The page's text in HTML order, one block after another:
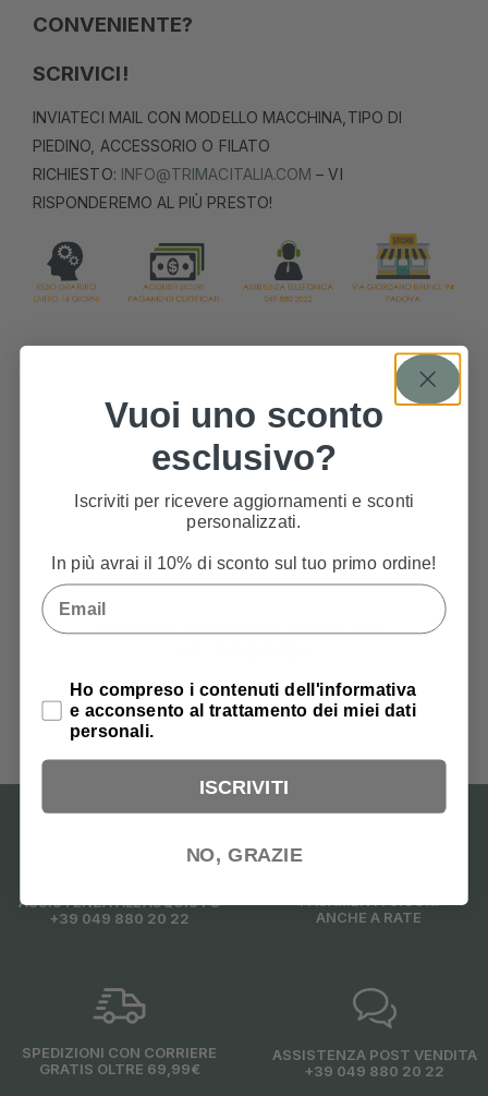
CONVENIENTE?
SCRIVICI!
INVIATECI MAIL CON MODELLO MACCHINA,TIPO DI
PIEDINO, ACCESSORIO O FILATO
RICHIESTO: INFO@TRIMACITALIA.COM – VI
RISPONDEREMO AL PIÙ PRESTO!
PRODOTTI CORRELATI
MADEIRA – Overlock – Aerofil – No.
3,10€
ASSISTENZA ALL'ACQUISTO
+39 049 880 20 22
ANCHE A RATE
SPEDIZIONI CON CORRIERE
GRATIS OLTRE 69,99€
ASSISTENZA POST VENDITA
+39 049 880 20 22
Vuoi uno sconto
esclusivo?
Iscriviti per ricevere aggiornamenti e sconti
personalizzati.
In più avrai il 10% di sconto sul tuo primo ordine!
Email
Privacy Policy
Ho compreso i contenuti dell'informativa
e acconsento al trattamento dei miei dati
personali.
ISCRIVITI
NO, GRAZIE